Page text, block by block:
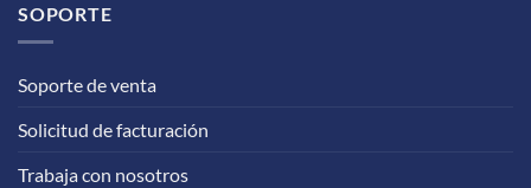
SOPORTE
Soporte de venta
Solicitud de facturación
Trabaja con nosotros